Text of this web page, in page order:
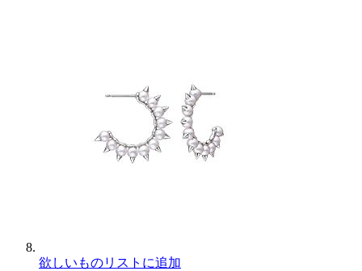
欲しいものリストに追加